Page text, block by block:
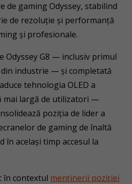
de gaming Odyssey, stabilind
de rezoluție și performanță
și profesionale.
Odyssey G8 — inclusiv primul
industrie — și completată
tehnologia OLED a
mai largă de utilizatori —
poziția de lider a
de gaming de înaltă
în același timp accesul la
în contextul menținerii poziției